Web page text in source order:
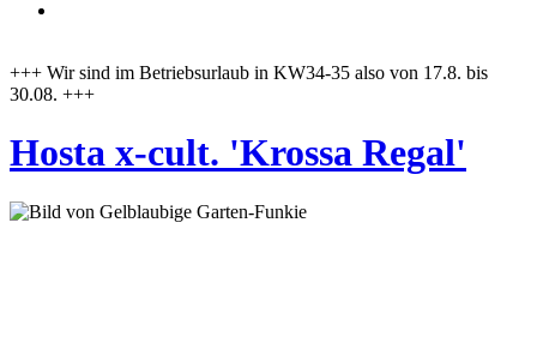
+++ Wir sind im Betriebsurlaub in KW34-35 also von 17.8. bis
30.08. +++
Hosta x-cult. 'Krossa Regal'